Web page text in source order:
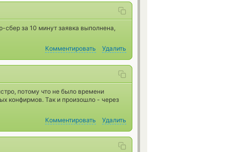
сбер за 10 минут заявка выполнена,
Комментировать
Удалить
потому что не было времени
конфирмов. Так и произошло - через
Комментировать
Удалить